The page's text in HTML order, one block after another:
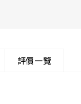
評價一覽